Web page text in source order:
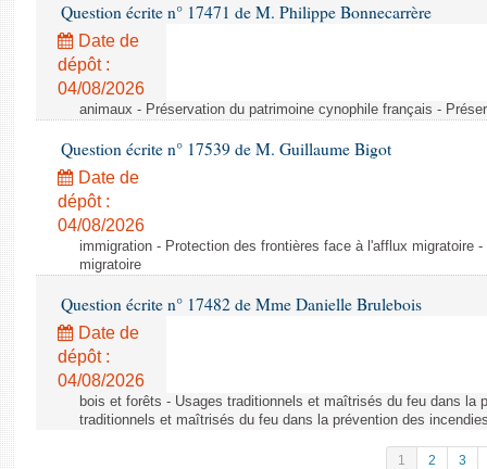
Question écrite n° 17471 de M. Philippe Bonnecarrère
Date de
dépôt :
04/08/2026
animaux - Préservation du patrimoine cynophile français -
Question écrite n° 17539 de M. Guillaume Bigot
Date de
dépôt :
04/08/2026
immigration - Protection des frontières face à l'afflux migratoire
migratoire
Question écrite n° 17482 de Mme Danielle Brulebois
Date de
dépôt :
04/08/2026
bois et forêts - Usages traditionnels et maîtrisés du feu dans la
traditionnels et maîtrisés du feu dans la prévention des
1 2 3